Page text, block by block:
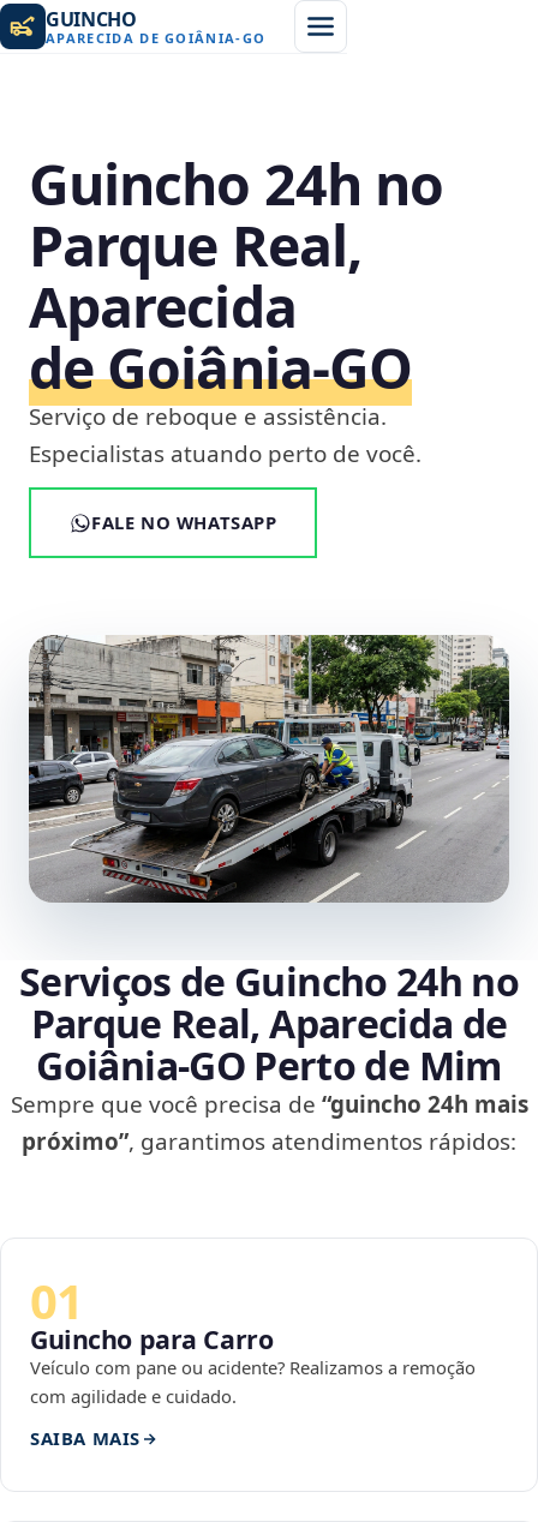
GUINCHO
APARECIDA DE GOIÂNIA-GO
Guincho 24h no
Parque Real,
Aparecida
de Goiânia‑GO
Serviço de reboque e assistência.
Especialistas atuando perto de você.
FALE NO WHATSAPP
Serviços de Guincho 24h no
Parque Real, Aparecida de
Goiânia‑GO Perto de Mim
Sempre que você precisa de “guincho 24h mais
próximo”, garantimos atendimentos rápidos:
01
Guincho para Carro
Veículo com pane ou acidente? Realizamos a remoção
com agilidade e cuidado.
SAIBA MAIS